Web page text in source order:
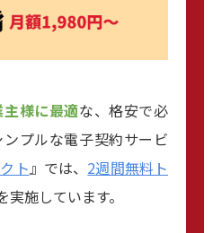
様に最適な、格安で必
プルな電子契約サービ
ト 』では、 2週間無料ト
実施しています。